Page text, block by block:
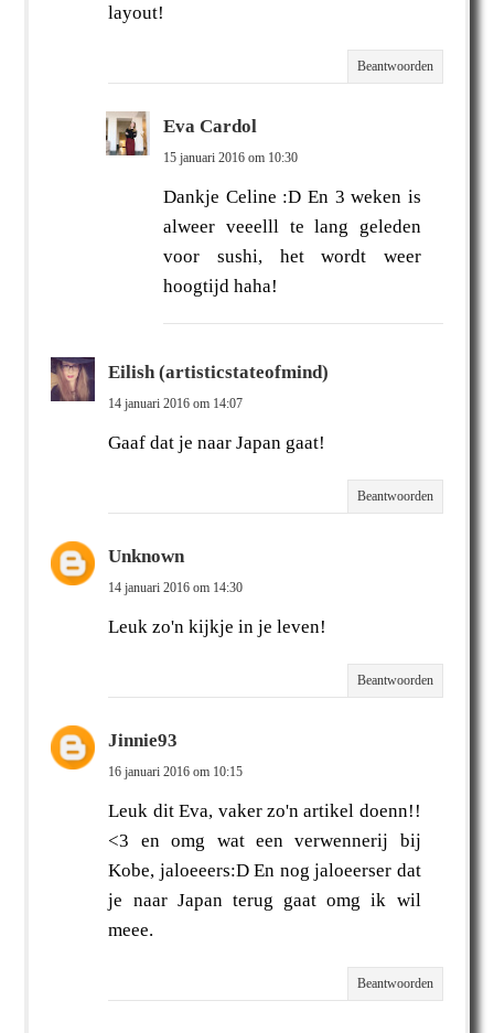
layout!
Beantwoorden
Eva Cardol
15 januari 2016 om 10:30
Dankje Celine :D En 3 weken is
alweer veeelll te lang geleden
voor sushi, het wordt weer
hoogtijd haha!
Eilish (artisticstateofmind)
14 januari 2016 om 14:07
Gaaf dat je naar Japan gaat!
Beantwoorden
Unknown
14 januari 2016 om 14:30
Leuk zo'n kijkje in je leven!
Beantwoorden
Jinnie93
16 januari 2016 om 10:15
Leuk dit Eva, vaker zo'n artikel doenn!!
<3 en omg wat een verwennerij bij
Kobe, jaloeeers:D En nog jaloeerser dat
je naar Japan terug gaat omg ik wil
meee.
Beantwoorden